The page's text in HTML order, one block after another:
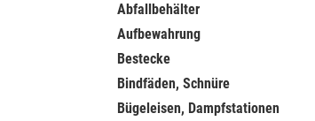
Abfallbehälter
Aufbewahrung
Bestecke
Bindfäden, Schnüre
Bügeleisen, Dampfstationen